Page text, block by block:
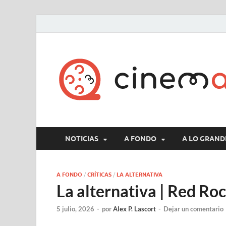
NOTICIAS A FONDO A LO
A FONDO / CRÍTICAS / LA ALTERNATIVA
La alternativa | Red
5 julio, 2026 - porAlex P. Lascort - Dejar un comentario